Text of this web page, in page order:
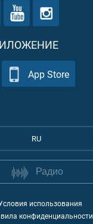
App Store
RU
Радио
использования
конфиденциальности